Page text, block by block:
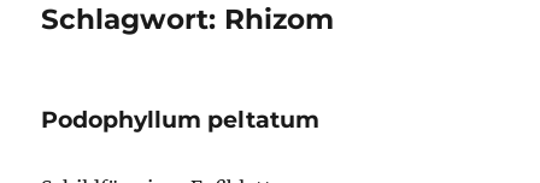
Schlagwort: Rhizom
Podophyllum peltatum